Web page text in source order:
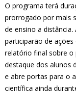
O programa terá
prorrogado por mais
de ensino a
participarão de
relatório final sobre o
destaque dos alunos
e abre portas para o
científica ainda